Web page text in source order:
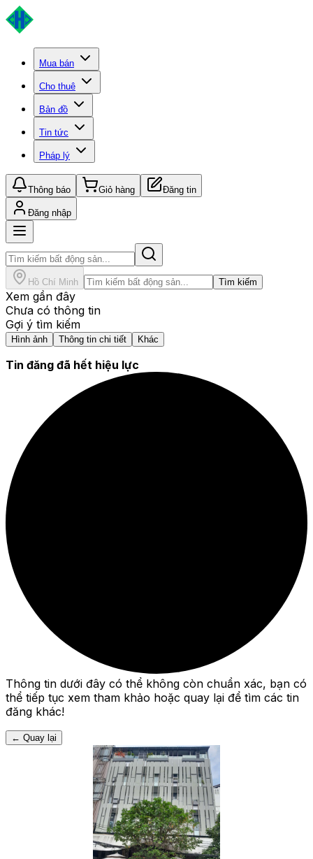
Mua bán
Cho thuê
Bản đồ
Tin tức
Pháp lý
Thông báo Giỏ hàng Đăng tin
Đăng nhập
Hồ Chí Minh Tìm kiếm
Xem gần đây
Chưa có thông tin
Gợi ý tìm kiếm
Hình ảnh Thông tin chi tiết Khác
Tin đăng đã hết hiệu lực
Thông tin dưới đây có thể không còn chuẩn xác, bạn có
thể tiếp tục xem tham khảo hoặc quay lại để tìm các tin
đăng khác!
← Quay lại